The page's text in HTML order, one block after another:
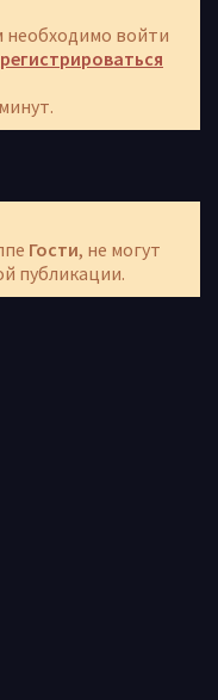
войти
Гости, не могут
публикации.